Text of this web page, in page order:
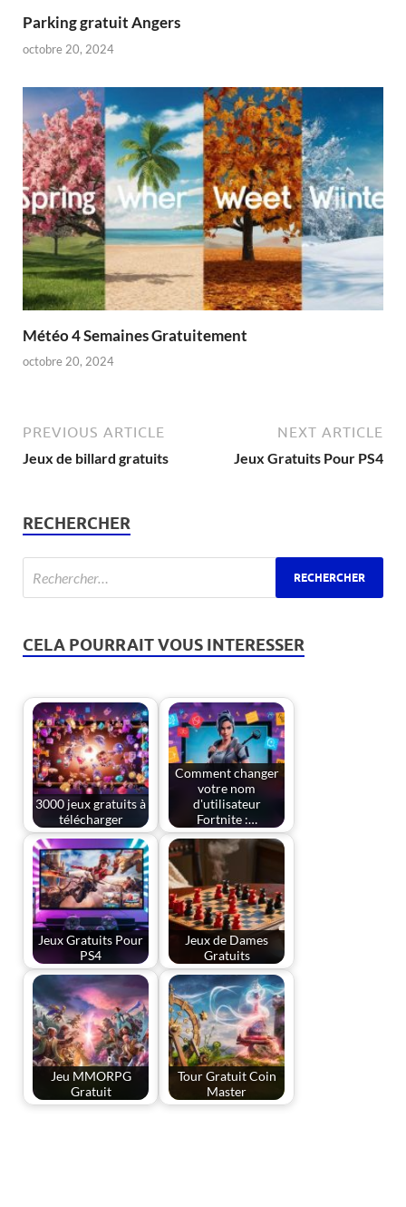
Parking gratuit Angers
octobre 20, 2024
Météo 4 Semaines Gratuitement
octobre 20, 2024
PREVIOUS ARTICLE
Jeux de billard gratuits
NEXT ARTICLE
Jeux Gratuits Pour PS4
RECHERCHER
CELA POURRAIT VOUS INTERESSER
3000 jeux gratuits à
télécharger
Comment changer
votre nom
d'utilisateur
Fortnite :…
Jeux Gratuits Pour
PS4
Jeux de Dames
Gratuits
Jeu MMORPG
Gratuit
Tour Gratuit Coin
Master